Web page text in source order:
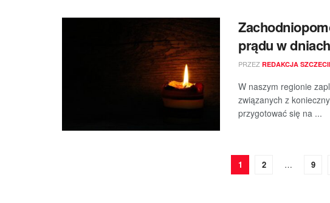
prądu w
PRZEZ REDAKCJA
W naszym regionie
związanych z
przygotować się na ...
1 2 … 9